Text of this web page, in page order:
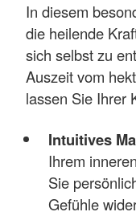
In diesem
die heilende
sich selbst zu
Auszeit vom
lassen Sie Ihrer
Intuitives
Ihrem
Sie
Gefühle